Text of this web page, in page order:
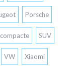
Porsche
SUV
VW Xiaomi